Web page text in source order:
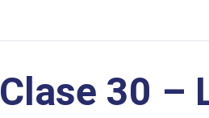
Clase 30 –